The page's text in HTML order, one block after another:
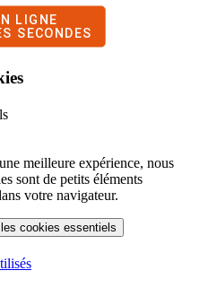
meilleure expérience, nous
sont de petits éléments
votre navigateur.
cookies essentiels